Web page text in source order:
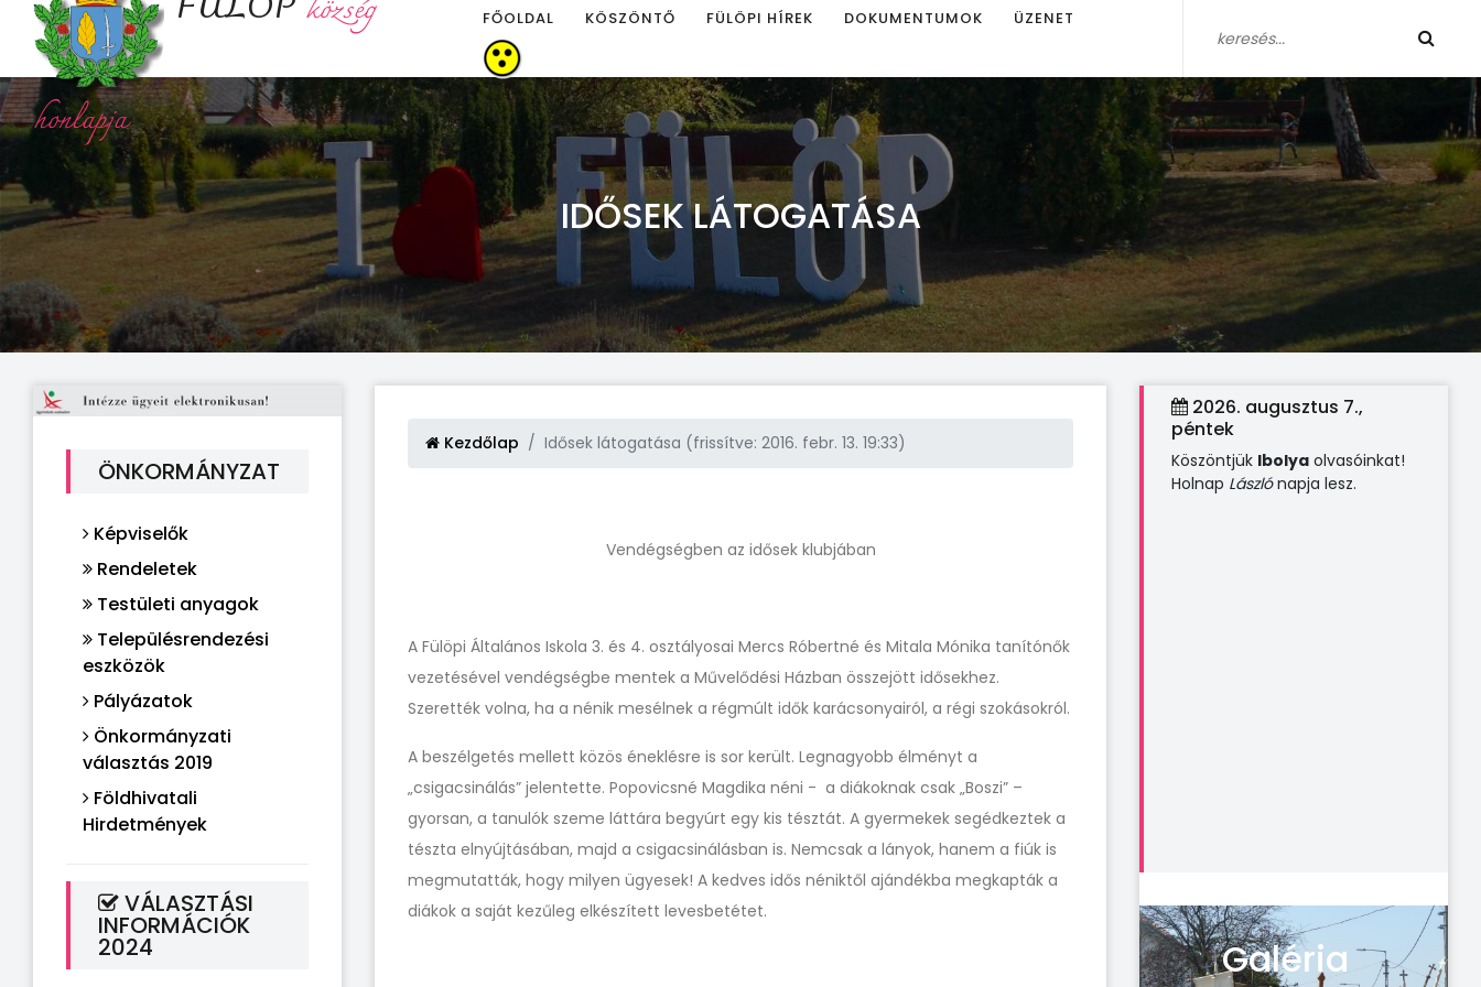
község
honlapja
FŐOLDAL KÖSZÖNTŐ FÜLÖPI HÍREK DOKUMENTUMOK ÜZENET
IDŐSEK LÁTOGATÁSA
ÖNKORMÁNYZAT
Képviselők
Rendeletek
Testületi anyagok
Településrendezési
eszközök
Pályázatok
Önkormányzati
választás 2019
Földhivatali
Hirdetmények
VÁLASZTÁSI
INFORMÁCIÓK
2024
Kezdőlap Idősek látogatása (frissítve: 2016. febr. 13. 19:33)
Vendégségben az idősek klubjában
A Fülöpi Általános Iskola 3. és 4. osztályosai Mercs Róbertné és Mitala Mónika tanítónők
vezetésével vendégségbe mentek a Művelődési Házban összejött idősekhez.
Szerették volna, ha a nénik mesélnek a régmúlt idők karácsonyairól, a régi szokásokról.
A beszélgetés mellett közös éneklésre is sor került. Legnagyobb élményt a
„csigacsinálás” jelentette. Popovicsné Magdika néni - a diákoknak csak „Boszi” –
gyorsan, a tanulók szeme láttára begyúrt egy kis tésztát. A gyermekek segédkeztek a
tészta elnyújtásában, majd a csigacsinálásban is. Nemcsak a lányok, hanem a fiúk is
megmutatták, hogy milyen ügyesek! A kedves idős néniktől ajándékba megkapták a
diákok a saját kezűleg elkészített levesbetétet.
2026. augusztus 7.,
péntek
Köszöntjük Ibolya olvasóinkat!
Holnap Lászlónapja lesz.
Galéria